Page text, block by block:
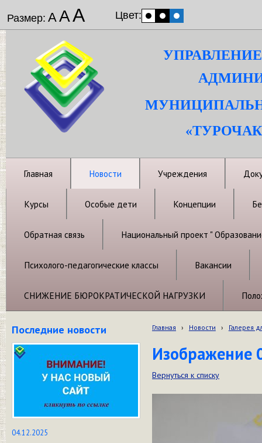
Размер: ААА Цвет:
Главная Новости Учреждения
Курсы Особые дети Концепции
Обратная связь Национальный проект "
Психолого-педагогические классы Вакансии
СНИЖЕНИЕ БЮРОКРАТИЧЕСКОЙ НАГРУЗКИ
Последние новости
04.12.2025
Главная › Новости › Галерея
Изображение
Вернуться к списку